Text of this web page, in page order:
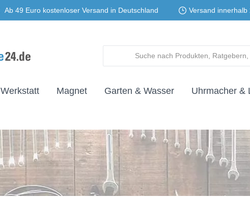
Ab 49 Euro kostenloser Versand in Deutschland Versand innerhalb
Werkstatt Magnet Garten & Wasser Uhrmacher &